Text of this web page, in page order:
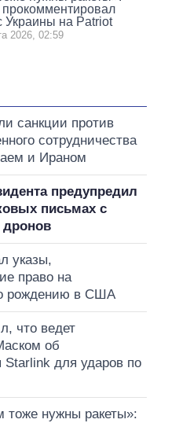
Украины на Patriot
2026, 02:59
санкции против
сотрудничества
и Ираном
предупредил
письмах с
дронов
указы,
право на
рождению в США
что ведет
об
Starlink для ударов по
тоже нужны ракеты»: